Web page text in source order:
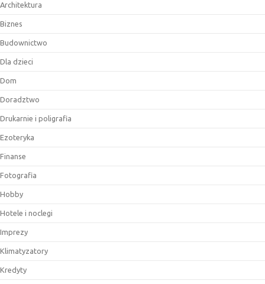
Architektura
Biznes
Budownictwo
Dla dzieci
Dom
Doradztwo
Drukarnie i poligrafia
Ezoteryka
Finanse
Fotografia
Hobby
Hotele i noclegi
Imprezy
Klimatyzatory
Kredyty